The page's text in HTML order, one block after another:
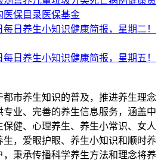
医保目录 医保基金
每日养生小知识健康简报，星期二！
每日养生小知识健康简报，星期五！
市养生知识的普及，推进养生理念
业、完善的养生信息服务，涵盖中
保健、心理养生、养生小常识、女人
，爱眼护眼、养生小知识和顺时养
秉承传播科学养生方法和理念将养